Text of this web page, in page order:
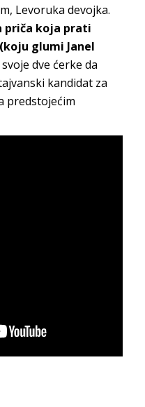
Levoruka devojka.
priča koja prati
glumi Janel
dve ćerke da
kandidat za
predstojećim